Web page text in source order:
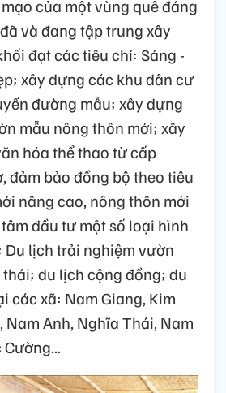
của một vùng quê đáng
và đang tập trung xây
đạt các tiêu chí: Sáng -
xây dựng các khu dân cư
đường mẫu; xây dựng
mẫu nông thôn mới; xây
hóa thể thao từ cấp
đảm bảo đồng bộ theo tiêu
nâng cao, nông thôn mới
đầu tư một số loại hình
lịch trải nghiệm vườn
du lịch cộng đồng; du
các xã: Nam Giang, Kim
Nam Anh, Nghĩa Thái, Nam